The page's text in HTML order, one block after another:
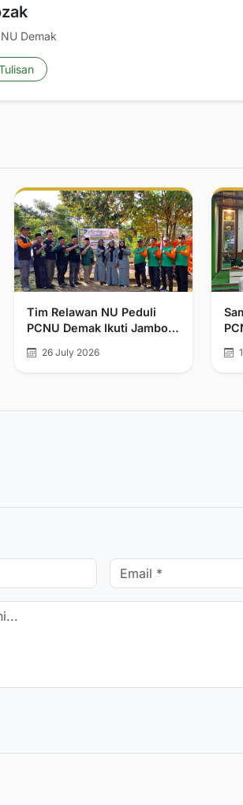
Demak
Tim Relawan NU Peduli
PCNU Demak Ikuti Jambore
Kemanusiaan se-Jawa
26 July 2026